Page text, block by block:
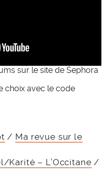
sur le site de Sephora
choix avec le code
/ Ma revue sur le
Karité – L’Occitane /